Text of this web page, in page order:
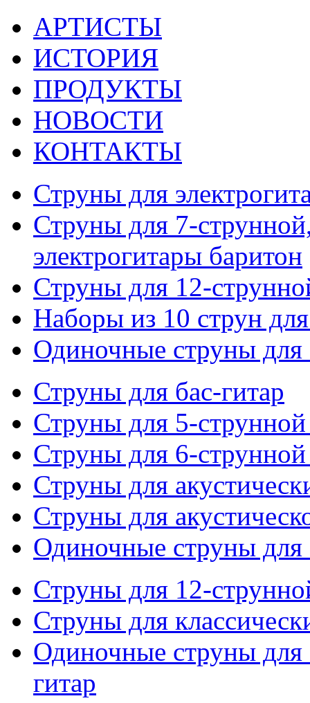
АРТИСТЫ
ИСТОРИЯ
ПРОДУКТЫ
НОВОСТИ
КОНТАКТЫ
Струны для
Струны для 7-
электрогитары баритон
Струны для 12-
Наборы из 10 струн
Одиночные струны для
Струны для бас-гитар
Струны для 5-
Струны для 6-
Струны для
Струны для
Одиночные струны для
Струны для 12-
Струны для
Одиночные струны для
гитар